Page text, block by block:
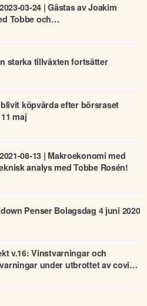
03-24 | Gästas av Joakim
Tobbe och
starka tillväxten fortsätter
köpvärda efter börsraset
maj
08-13 | Makroekonomi med
analys med Tobbe Rosén!
Penser Bolagsdag 4 juni 2020
v.16: Vinstvarningar och
under utbrottet av covid-